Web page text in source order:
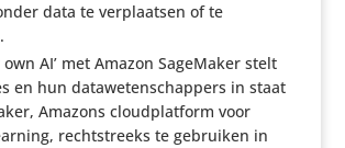
data te verplaatsen of te
own AI’ met Amazon SageMaker stelt
en hun data­we­ten­schap­pers in staat
Amazons cloud­plat­form voor
recht­streeks te gebruiken in